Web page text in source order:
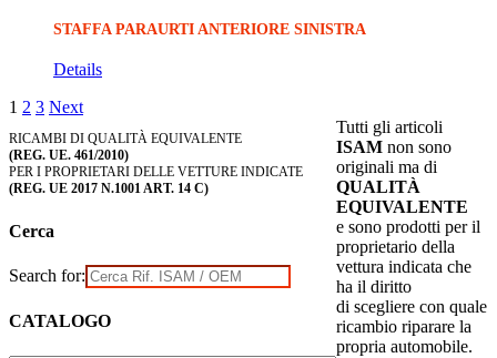
STAFFA PARAURTI ANTERIORE SINISTRA
Details
1 2 3 Next
RICAMBI DI QUALITÀ EQUIVALENTE
(REG. UE. 461/2010)
PER I PROPRIETARI DELLE VETTURE INDICATE
(REG. UE 2017 N.1001 ART. 14 C)
Cerca
Search for:
CATALOGO
Tutti gli articoli
ISAM non sono
originali ma di
QUALITÀ
EQUIVALENTE
e sono prodotti per il
proprietario della
vettura indicata che
ha il diritto
di scegliere con quale
ricambio riparare la
propria automobile.